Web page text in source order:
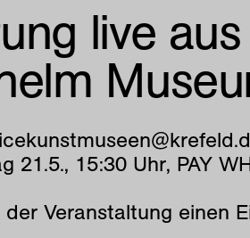
live
21.5., 15:30 Uhr, PAY
Veranstaltung einen